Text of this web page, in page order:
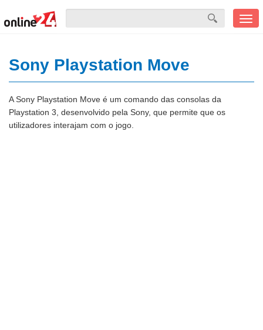
Sony Playstation Move
A Sony Playstation Move é um comando das consolas da
Playstation 3, desenvolvido pela Sony, que permite que os
utilizadores interajam com o jogo.